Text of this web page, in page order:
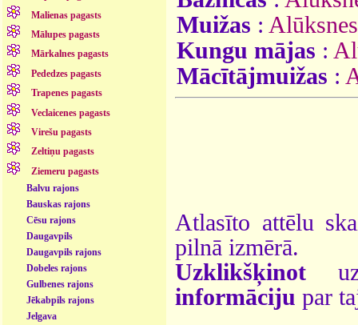
Malienas pagasts
Mālupes pagasts
Mārkalnes pagasts
Pededzes pagasts
Trapenes pagasts
Veclaicenes pagasts
Virešu pagasts
Zeltiņu pagasts
Ziemeru pagasts
Balvu rajons
Bauskas rajons
Cēsu rajons
Daugavpils
Daugavpils rajons
Dobeles rajons
Gulbenes rajons
Jēkabpils rajons
Jelgava
Muižas :
Kungu mājas :
Mācītājmuižas :
Atlasīto attēlu
pilnā izmērā.
Uzklikšķinot
informāciju par